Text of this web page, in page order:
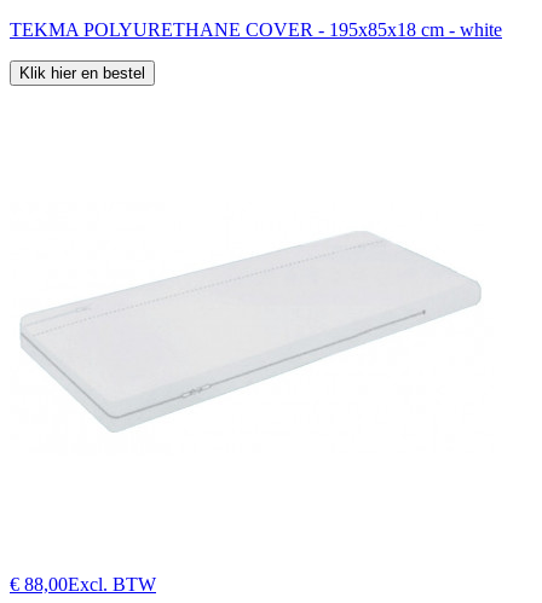
TEKMA POLYURETHANE COVER - 195x85x18 cm - white
Klik hier en bestel
€ 88,00Excl. BTW